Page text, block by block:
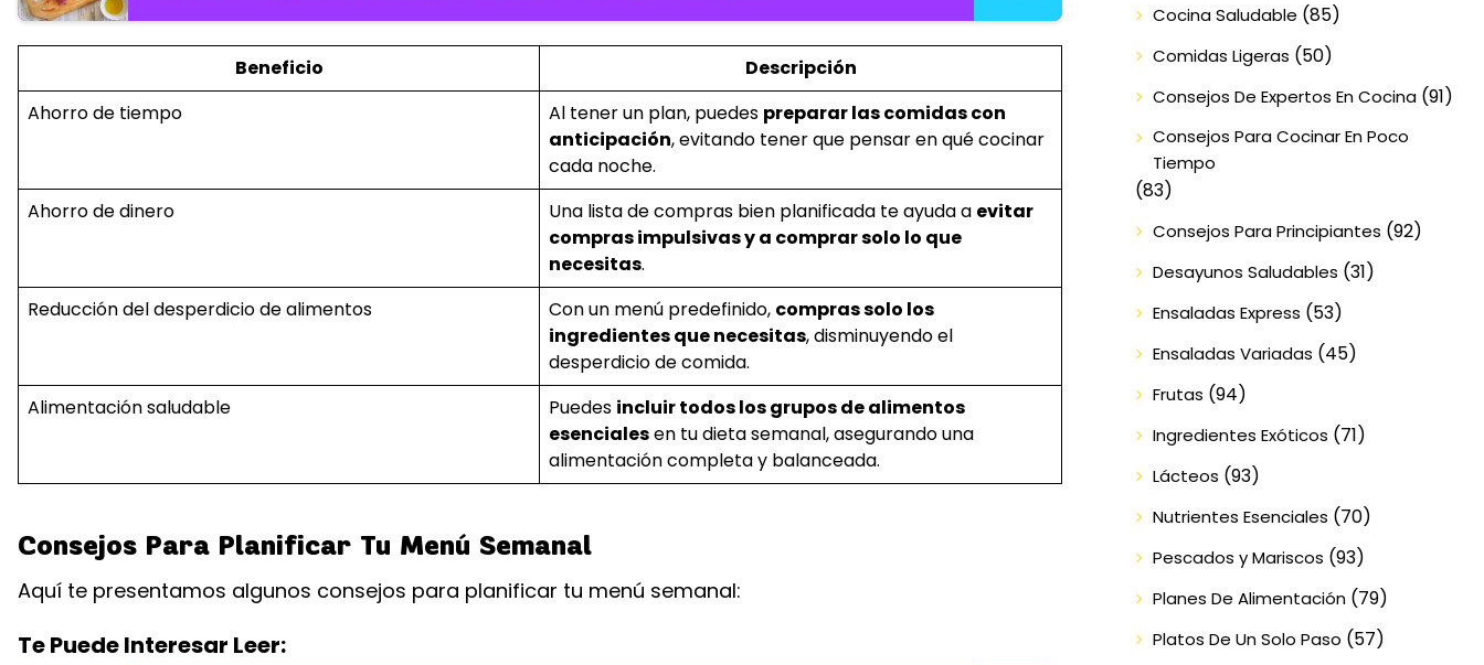
Beneficio
Descripción
Ahorro de tiempo
Al tener un plan, puedes preparar las comidas con
anticipación, evitando tener que pensar en qué cocinar
cada noche.
Ahorro de dinero
Una lista de compras bien planificada te ayuda a evitar
compras impulsivas y a comprar solo lo que
necesitas.
Reducción del desperdicio de alimentos
Con un menú predefinido, compras solo los
ingredientes que necesitas, disminuyendo el
desperdicio de comida.
Alimentación saludable
Puedes incluir todos los grupos de alimentos
esencialesen tu dieta semanal, asegurando una
alimentación completa y balanceada.
Consejos Para Planificar Tu Menú Semanal
Aquí te presentamos algunos consejos para planificar tu menú semanal:
Te Puede Interesar Leer:
Cocina Saludable (85)
Comidas Ligeras (50)
Consejos De Expertos En Cocina(91)
Consejos Para Cocinar En Poco
Tiempo
(83)
Consejos Para Principiantes (92)
Desayunos Saludables (31)
Ensaladas Express (53)
Ensaladas Variadas (45)
Frutas (94)
Ingredientes Exóticos (71)
Lácteos (93)
Nutrientes Esenciales (70)
Pescados y Mariscos (93)
Planes De Alimentación(79)
Platos De Un Solo Paso (57)